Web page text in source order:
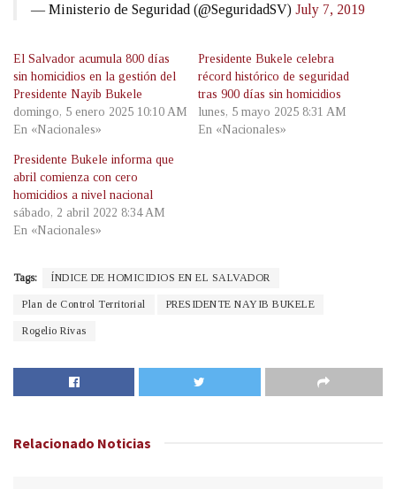
— Ministerio de Seguridad (@SeguridadSV) July 7, 2019
El Salvador acumula 800 días
sin homicidios en la gestión del
Presidente Nayib Bukele
domingo, 5 enero 2025 10:10 AM
En «Nacionales»
Presidente Bukele celebra
récord histórico de seguridad
tras 900 días sin homicidios
lunes, 5 mayo 2025 8:31 AM
En «Nacionales»
Presidente Bukele informa que
abril comienza con cero
homicidios a nivel nacional
sábado, 2 abril 2022 8:34 AM
En «Nacionales»
Tags: ÍNDICE DE HOMICIDIOS EN EL SALVADOR
Plan de Control Territorial PRESIDENTE NAYIB BUKELE
Rogelio Rivas
Relacionado Noticias